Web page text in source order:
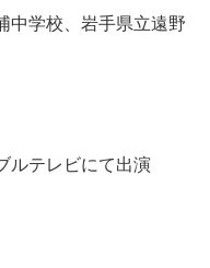
中学校、岩手県立遠野
ルテレビにて出演